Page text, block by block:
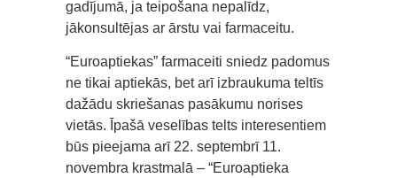
gadījumā, ja teipošana nepalīdz,
jākonsultējas ar ārstu vai farmaceitu.
“Euroaptiekas” farmaceiti sniedz padomus
ne tikai aptiekās, bet arī izbraukuma teltīs
dažādu skriešanas pasākumu norises
vietās. Īpašā veselības telts interesentiem
būs pieejama arī 22. septembrī 11.
novembra krastmalā – “Euroaptieka